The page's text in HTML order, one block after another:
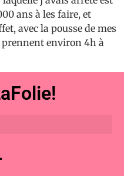
ans à les faire, et
avec la pousse de mes
environ 4h à